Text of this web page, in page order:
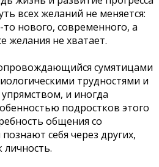
всех желаний не меняется:
нового, современного, а
желания не хватает.
сумятицами
трудностями и
и иногда
подростков этого
общения со
себя через других,